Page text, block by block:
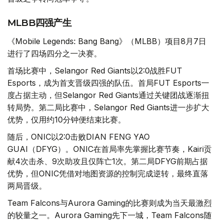
MLBB四强产生
《Mobile Legends: Bang Bang》（MLBB）项目8月7日
进行了四场四分之一决赛。
首场比赛中，Selangor Red Giants以2:0战胜FUT
Esports，成为首支晋级四强的队伍。首局FUT Esports一
度占据主动，但Selangor Red Giants通过关键团战逐渐扭
转局势。第二局比赛中，Selangor Red Giants进一步扩大
优势，仅用约10分钟便结束比赛。
随后，ONIC以2:0击败DIAN FENG YAO
GUAI（DFYG）。ONIC在首局率先掌握比赛节奏，Kairi贡
献4次击杀、9次助攻且仅阵亡1次。第二局DFYG前期占据
优势，但ONIC凭借对地图资源的控制完成逆转，最终直落
两局晋级。
Team Falcons与Aurora Gaming的比赛则成为当天最激烈
的较量之一。Aurora Gaming先下一城，Team Falcons随